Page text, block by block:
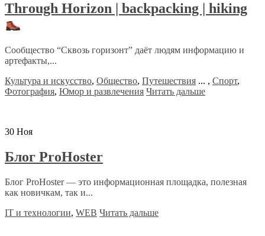
Through Horizon | backpacking | hiking
Сообщество “Сквозь горизонт” даёт людям информацию и
артефакты,...
Культура и искусство, Общество, Путешествия ... , Спорт,
Фотография, Юмор и развлечения Читать дальше
30 Ноя
Блог ProHoster
Блог ProHoster — это информационная площадка, полезная
как новичкам, так и...
IT и технологии, WEB Читать дальше